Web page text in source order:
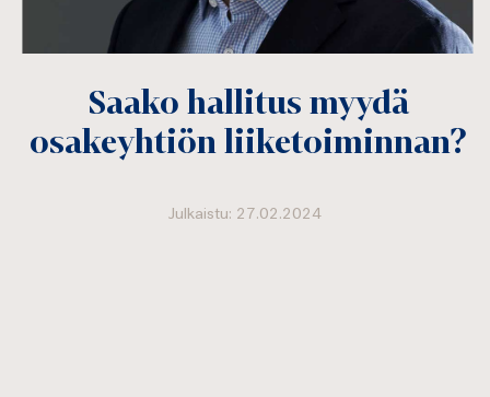
Saako hallitus myydä
osakeyhtiön liiketoiminnan?
Julkaistu: 27.02.2024